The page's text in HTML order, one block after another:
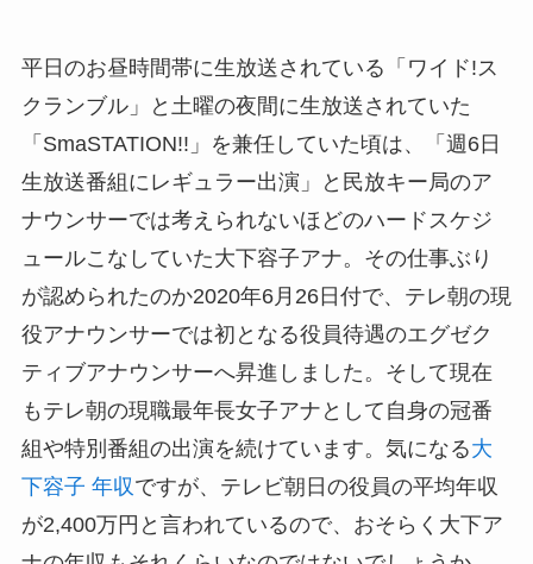
平日のお昼時間帯に生放送されている「ワイド!ス
クランブル」と土曜の夜間に生放送されていた
「SmaSTATION!!」を兼任していた頃は、「週6日
生放送番組にレギュラー出演」と民放キー局のア
ナウンサーでは考えられないほどのハードスケジ
ュールこなしていた大下容子アナ。その仕事ぶり
が認められたのか2020年6月26日付で、テレ朝の現
役アナウンサーでは初となる役員待遇のエグゼク
ティブアナウンサーへ昇進しました。そして現在
もテレ朝の現職最年長女子アナとして自身の冠番
組や特別番組の出演を続けています。気になる大
下容子 年収 ですが、テレビ朝日の役員の平均年収
が2,400万円と言われているので、おそらく大下ア